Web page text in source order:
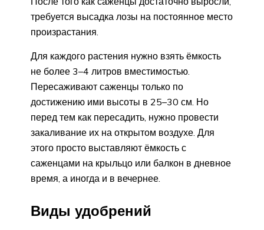
требуется высадка лозы на постоянное место
произрастания.
Для каждого растения нужно взять ёмкость
не более 3–4 литров вместимостью.
Пересаживают саженцы только по
достижению ими высоты в 25–30 см. Но
перед тем как пересадить, нужно провести
закаливание их на открытом воздухе. Для
этого просто выставляют ёмкость с
саженцами на крыльцо или балкон в дневное
время, а иногда и в вечернее.
Виды удобрений